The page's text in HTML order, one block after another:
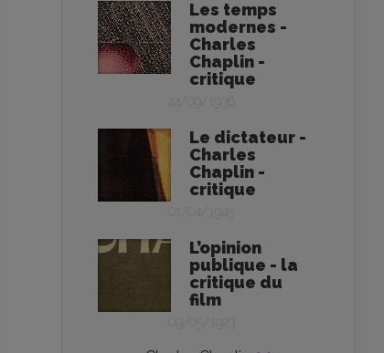
Les temps
modernes -
Charles
Chaplin -
critique
24/09/1936
Le dictateur -
Charles
Chaplin -
critique
01/04/1945
L’opinion
publique - la
critique du
film